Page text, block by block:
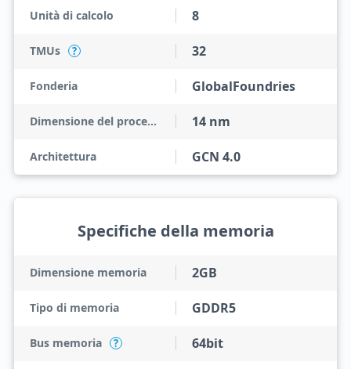
Unità di calcolo 8
TMUs ? 32
Fonderia GlobalFoundries
Dimensione del processo 14 nm
Architettura GCN 4.0
Specifiche della memoria
Dimensione memoria 2GB
Tipo di memoria GDDR5
Bus memoria ? 64bit